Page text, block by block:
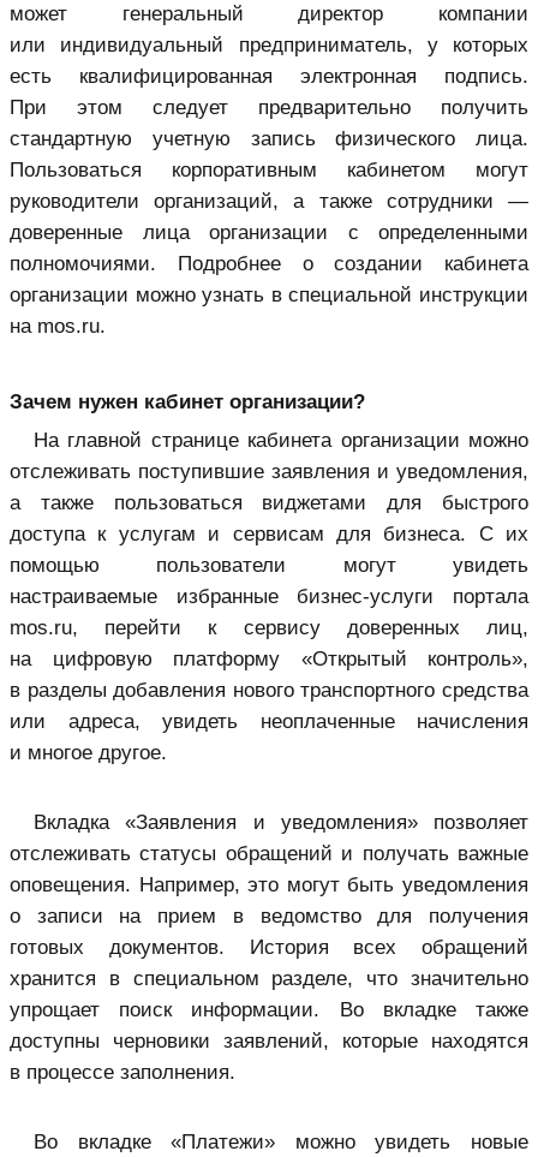
может генеральный директор компании
или индивидуальный предприниматель, у которых
есть квалифицированная электронная подпись.
При этом следует предварительно получить
стандартную учетную запись физического лица.
Пользоваться корпоративным кабинетом могут
руководители организаций, а также сотрудники —
доверенные лица организации с определенными
полномочиями. Подробнее о создании кабинета
организации можно узнать в специальной инструкции
на mos.ru.
Зачем нужен кабинет организации?
На главной странице кабинета организации можно
отслеживать поступившие заявления и уведомления,
а также пользоваться виджетами для быстрого
доступа к услугам и сервисам для бизнеса. С их
помощью пользователи могут увидеть
настраиваемые избранные бизнес-услуги портала
mos.ru, перейти к сервису доверенных лиц,
на цифровую платформу «Открытый контроль»,
в разделы добавления нового транспортного средства
или адреса, увидеть неоплаченные начисления
и многое другое.
Вкладка «Заявления и уведомления» позволяет
отслеживать статусы обращений и получать важные
оповещения. Например, это могут быть уведомления
о записи на прием в ведомство для получения
готовых документов. История всех обращений
хранится в специальном разделе, что значительно
упрощает поиск информации. Во вкладке также
доступны черновики заявлений, которые находятся
в процессе заполнения.
Во вкладке «Платежи» можно увидеть новые